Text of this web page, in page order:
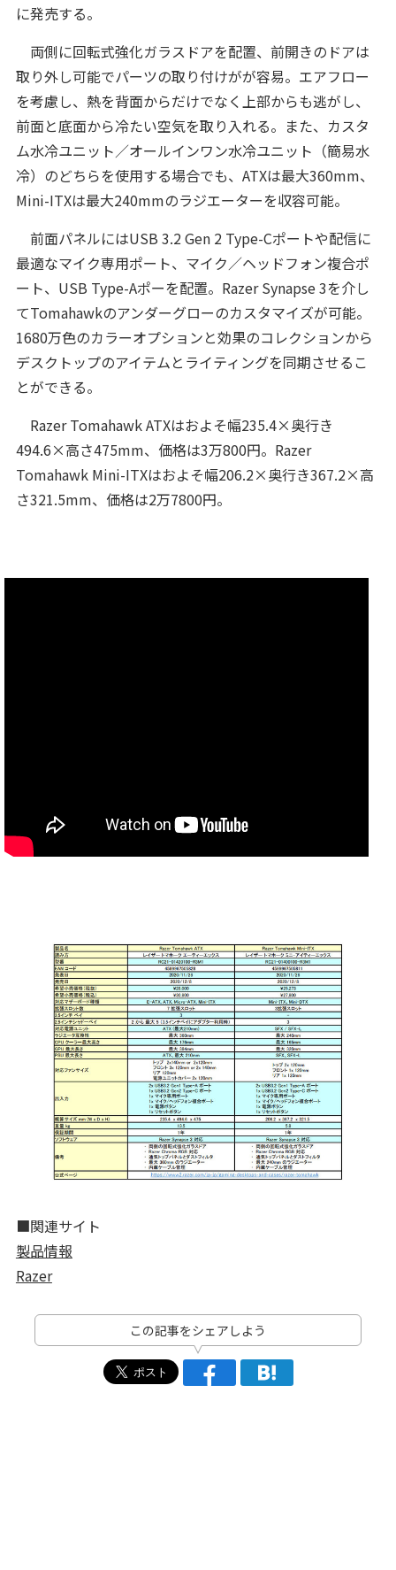
に発売する。
両側に回転式強化ガラスドアを配置、前開きのドアは
取り外し可能でパーツの取り付けがが容易。エアフロー
を考慮し、熱を背面からだけでなく上部からも逃がし、
前面と底面から冷たい空気を取り入れる。また、カスタ
ム水冷ユニット／オールインワン水冷ユニット（簡易水
冷）のどちらを使用する場合でも、ATXは最大360mm、
Mini-ITXは最大240mmのラジエーターを収容可能。
前面パネルにはUSB 3.2 Gen 2 Type-Cポートや配信に
最適なマイク専用ポート、マイク／ヘッドフォン複合ポ
ート、USB Type-Aポーを配置。Razer Synapse 3を介し
てTomahawkのアンダーグローのカスタマイズが可能。
1680万色のカラーオプションと効果のコレクションから
デスクトップのアイテムとライティングを同期させるこ
とができる。
Razer Tomahawk ATXはおよそ幅235.4×奥行き
494.6×高さ475mm、価格は3万800円。Razer
Tomahawk Mini-ITXはおよそ幅206.2×奥行き367.2×高
さ321.5mm、価格は2万7800円。
■関連サイト
製品情報
Razer
この記事をシェアしよう